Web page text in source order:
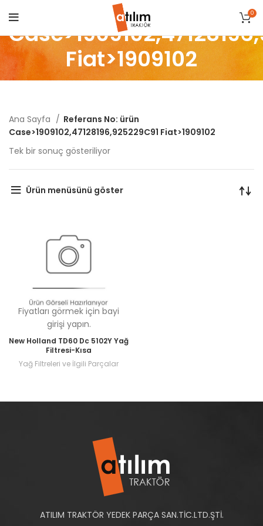
0
Fiat>1909102
Ana Sayfa
Referans No: ürün
Case>1909102,47128196,925229C91 Fiat>1909102
Tek bir sonuç gösteriliyor
Ürün menüsünü göster
Fiyatları görmek için bayi
girişi yapın.
New Holland TD60 Dc 5102Y Yağ
Filtresi-Kısa
Yağ Filtreleri ve İlgili Parçalar
ATILIM TRAKTÖR YEDEK PARÇA SAN.TİC.LTD.ŞTİ.